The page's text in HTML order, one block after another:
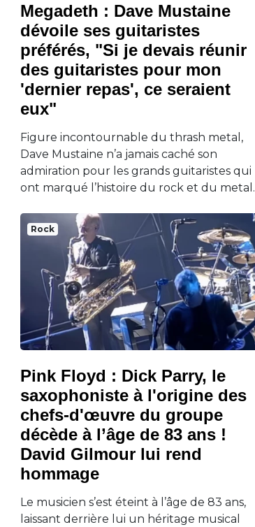
Megadeth : Dave Mustaine
dévoile ses guitaristes
préférés, "Si je devais réunir
des guitaristes pour mon
'dernier repas', ce seraient
eux"
Figure incontournable du thrash metal,
Dave Mustaine n’a jamais caché son
admiration pour les grands guitaristes qui
ont marqué l’histoire du rock et du metal.
Rock
Pink Floyd : Dick Parry, le
saxophoniste à l'origine des
chefs-d'œuvre du groupe
décède à l’âge de 83 ans !
David Gilmour lui rend
hommage
Le musicien s’est éteint à l’âge de 83 ans,
laissant derrière lui un héritage musical